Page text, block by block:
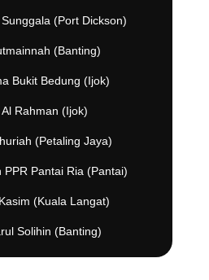
(Port Dickson)
(Banting)
Bukit Bedung (Ijok)
Rahman (Ijok)
(Petaling Jaya)
PPR Pantai Ria (Pantai)
(Kuala Langat)
Solihin (Banting)